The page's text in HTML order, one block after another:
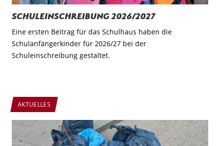
Schuleinschreibung 2026/2027
Eine ersten Beitrag für das Schulhaus haben die
Schulanfängerkinder für 2026/27 bei der
Schuleinschreibung gestaltet.
AKTUELLES